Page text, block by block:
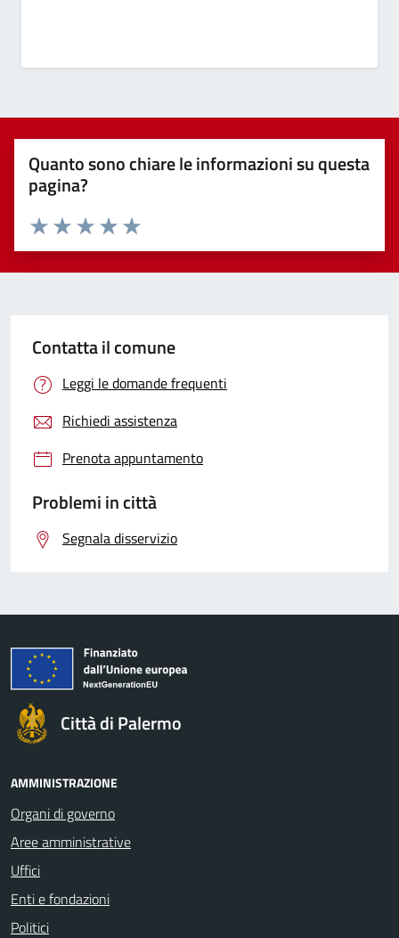
Quanto sono chiare le informazioni su questa
pagina?
Valuta 5 stelle su 5
Valuta 4 stelle su 5
Valuta 3 stelle su 5
Valuta 2 stelle su 5
Valuta 1 stelle su 5
Contatta il comune
Leggi le domande frequenti
Richiedi assistenza
Prenota appuntamento
Problemi in città
Segnala disservizio
Città di Palermo
AMMINISTRAZIONE
Organi di governo
Aree amministrative
Uffici
Enti e fondazioni
Politici